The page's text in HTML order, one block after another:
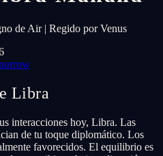
de Air | Regido por Venus
Libra
interacciones hoy, Libra. Las
de tu toque diplomático. Los
favorecidos. El equilibrio es